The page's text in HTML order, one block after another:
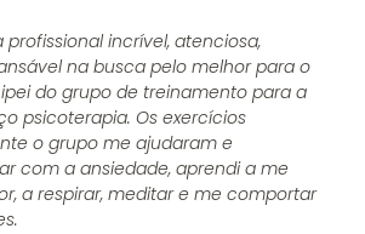
profissional incrível, atenciosa,
na busca pelo melhor para o
do grupo de treinamento para a
psicoterapia. Os exercícios
o grupo me ajudaram e
com a ansiedade, aprendi a me
a respirar, meditar e me comportar